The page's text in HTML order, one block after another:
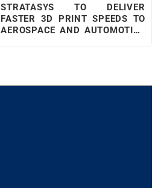
STRATASYS TO DELIVER
FASTER 3D PRINT SPEEDS TO
AEROSPACE AND AUTOMOTIVE